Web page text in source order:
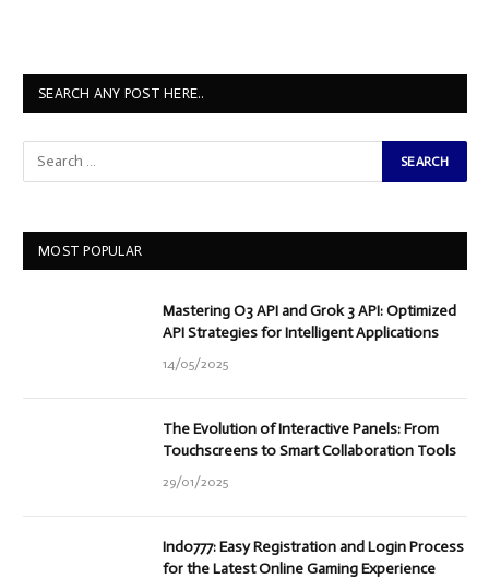
SEARCH ANY POST HERE..
MOST POPULAR
Mastering O3 API and Grok 3 API: Optimized
API Strategies for Intelligent Applications
14/05/2025
The Evolution of Interactive Panels: From
Touchscreens to Smart Collaboration Tools
29/01/2025
Indo777: Easy Registration and Login Process
for the Latest Online Gaming Experience